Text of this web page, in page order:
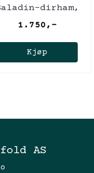
dirham,
1184-1200
1.750,-
Kjøp
AS